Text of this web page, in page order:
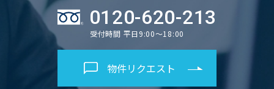
0120-620-213
受付時間 平日9:00～18:00
物件リクエスト